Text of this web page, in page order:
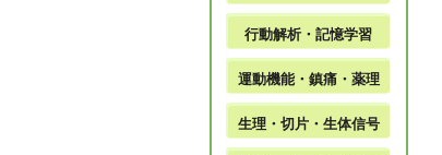
行動解析・記憶学習
運動機能・鎮痛・薬理
生理・切片・生体信号